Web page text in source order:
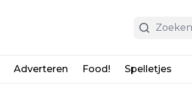
Adverteren Food! Spelletjes